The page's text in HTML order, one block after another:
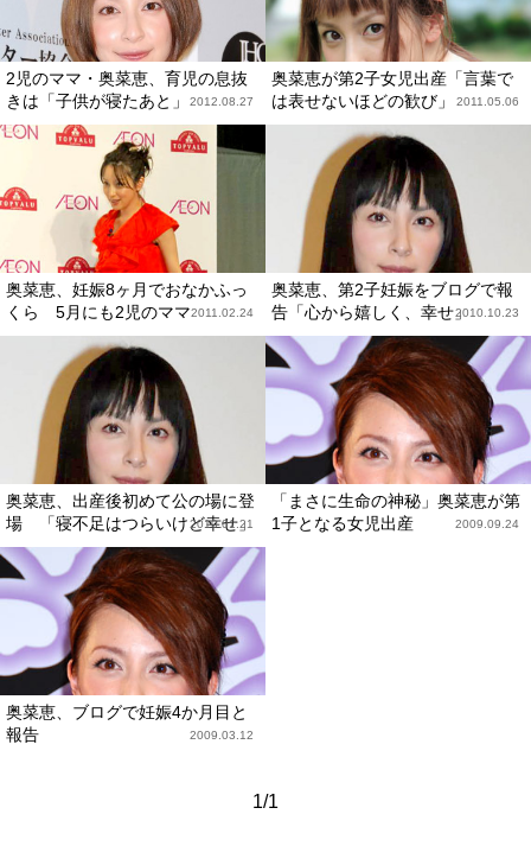
2児のママ・奥菜恵、育児の息抜
きは「子供が寝たあと」
2012.08.27
奥菜恵が第2子女児出産「言葉で
は表せないほどの歓び」
2011.05.06
奥菜恵、妊娠8ヶ月でおなかふっ
くら 5月にも2児のママ2011.02.24
奥菜恵、第2子妊娠をブログで報
告「心から嬉しく、幸せ」2010.10.23
奥菜恵、出産後初めて公の場に登
場 「寝不足はつらいけど幸せ」
2010.01.21
「まさに生命の神秘」奥菜恵が第
1子となる女児出産
2009.09.24
奥菜恵、ブログで妊娠4か月目と
報告
2009.03.12
1/1